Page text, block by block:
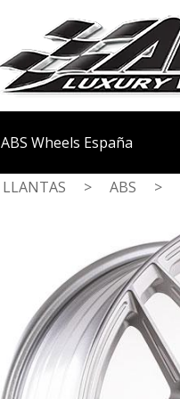
ABS Wheels España
LLANTAS > ABS >